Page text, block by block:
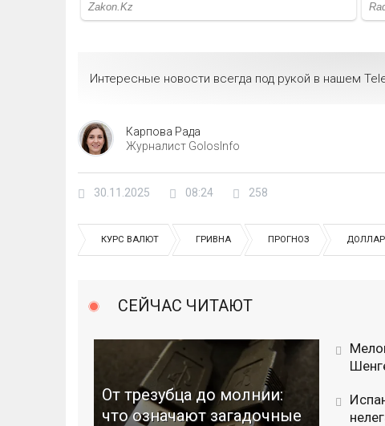
Интересные новости всегда под рукой в нашем
Карпова Рада
Журналист GolosInfo
30.11.2025 08:24 258
КУРС ВАЛЮТ ГРИВНА ПРОГНОЗ ДОЛЛАР
СЕЙЧАС ЧИТАЮТ
От трезубца до молнии:
что означают загадочные